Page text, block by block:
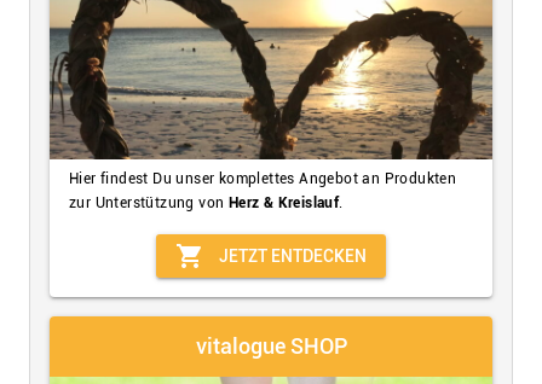
Hier findest Du unser komplettes Angebot an Produkten
zur Unterstützung von Herz & Kreislauf.
shopping_cart JETZT ENTDECKEN
vitalogue SHOP